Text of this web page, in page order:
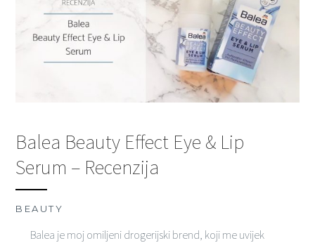
Balea Beauty Effect Eye & Lip
Serum – Recenzija
BEAUTY
Balea je moj omiljeni drogerijski brend, koji me uvijek